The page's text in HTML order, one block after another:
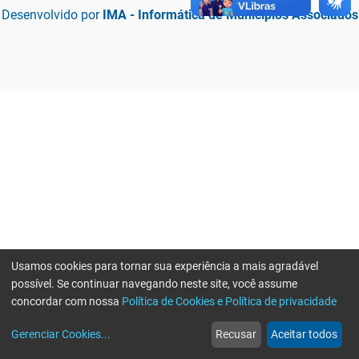
Desenvolvido por IMA - Informática de Municípios Associados
web
Notícias
more_horiz
Mais
Usamos cookies para tornar sua experiência a mais agradável
possível. Se continuar navegando neste site, você assume
concordar com nossa Política de Cookies e Política de privacidade
Gerenciar Cookies... Recusar Aceitar todos
Erro ao enviar informações, por favor tente novamente